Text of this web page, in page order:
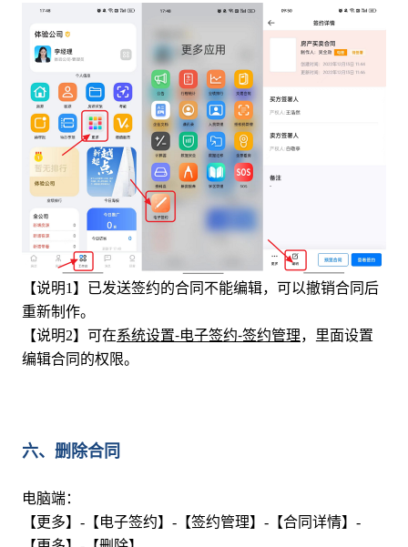
【说明1】已发送签约的合同不能编辑，可以撤销合同后
重新制作。
【说明2】可在系统设置-电子签约-签约管理，里面设置
编辑合同的权限。
六、删除合同
电脑端：
【更多】-【电子签约】-【签约管理】-【合同详情】-